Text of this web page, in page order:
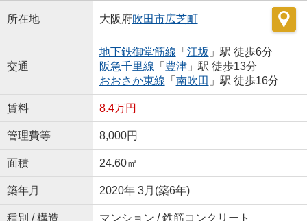
所在地 大阪府吹田市広芝町
交通
地下鉄御堂筋線 「 江坂 」駅 徒歩6分
阪急千里線 「 豊津」駅 徒歩13分
おおさか東線 「 南吹田 」駅 徒歩16分
賃料 8.4万円
管理費等 8,000円
面積 24.60㎡
築年月 2020年 3月(築6年)
種別 / 構造 マンション / 鉄筋コンクリート